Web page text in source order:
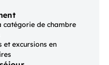
catégorie de chambre
et excursions en